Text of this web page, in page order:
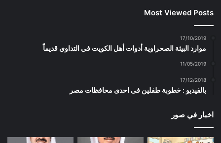
Most Viewed Posts
17/10/2019
موارد البيئة الصحراوية أدوات أهل الكويت في التداوي قديماً
11/05/2019
17/12/2018
بالفيديو : خطوبة طفلين فى احدى محافظات مصر
اخبار في صور